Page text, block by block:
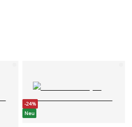
-24%
Neu